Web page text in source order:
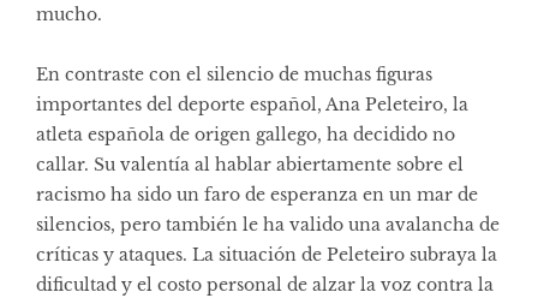
mucho.
En contraste con el silencio de muchas figuras
importantes del deporte español, Ana Peleteiro, la
atleta española de origen gallego, ha decidido no
callar. Su valentía al hablar abiertamente sobre el
racismo ha sido un faro de esperanza en un mar de
silencios, pero también le ha valido una avalancha de
críticas y ataques. La situación de Peleteiro subraya la
dificultad y el costo personal de alzar la voz contra la